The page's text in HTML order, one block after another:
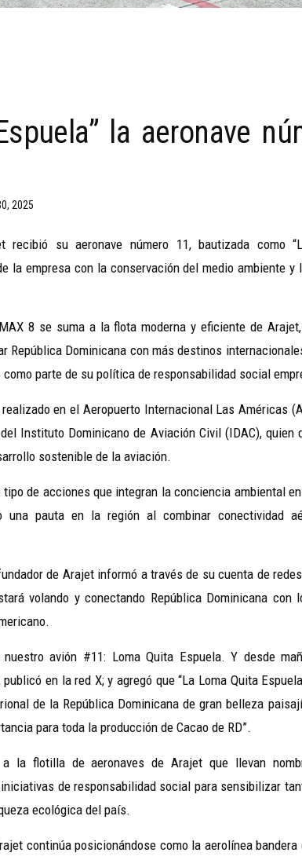
la aeronave
2025
recibió su aeronave número 11, bautizada como
la empresa con la conservación del medio ambiente y
8 se suma a la flota moderna y eficiente de
República Dominicana con más destinos
parte de su política de responsabilidad social
en el Aeropuerto Internacional Las Américas
Instituto Dominicano de Aviación Civil (IDAC),
sostenible de la aviación.
tipo de acciones que integran la conciencia ambiental
una pauta en la región al combinar conectividad
de Arajet informó a través de su cuenta de
volando y conectando República Dominicana
avión #11: Loma Quita Espuela. Y desde
en la red X; y agregó que “La Loma Quita
de la República Dominicana de gran belleza
para toda la producción de Cacao de RD”.
a la flotilla de aeronaves de Arajet que llevan
de responsabilidad social para sensibilizar
ecológica del país.
continúa posicionándose como la aerolínea bandera